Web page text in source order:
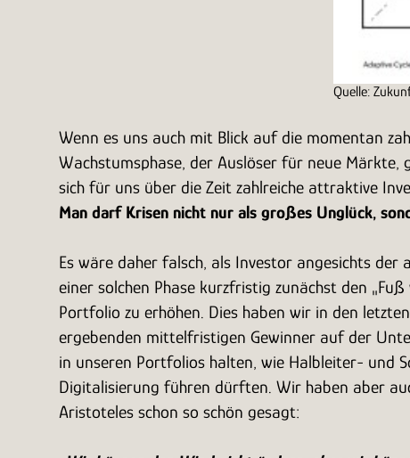
Quelle:
Wenn es uns auch mit Blick auf die momentan
Wachstumsphase, der Auslöser für neue Märkte,
sich für uns über die Zeit zahlreiche attraktive
Man darf Krisen nicht nur als großes Unglück,
Es wäre daher falsch, als Investor angesichts
einer solchen Phase kurzfristig zunächst den
Portfolio zu erhöhen. Dies haben wir in den
ergebenden mittelfristigen Gewinner auf der
in unseren Portfolios halten, wie Halbleiter- und
Digitalisierung führen dürften. Wir haben aber
Aristoteles schon so schön gesagt: